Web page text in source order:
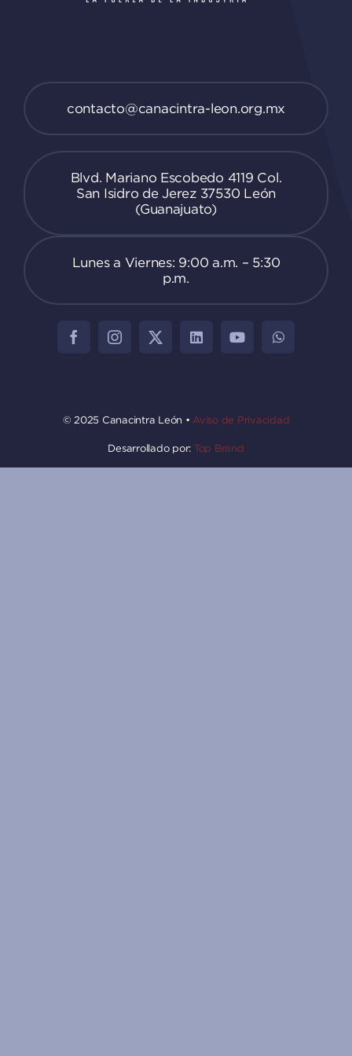
contacto@canacintra-leon.org.mx
Blvd. Mariano Escobedo 4119 Col.
San Isidro de Jerez 37530 León
(Guanajuato)
Lunes a Viernes: 9:00 a.m. – 5:30
p.m.
© 2025 Canacintra León • Aviso de Privacidad
Desarrollado por: Top Brand